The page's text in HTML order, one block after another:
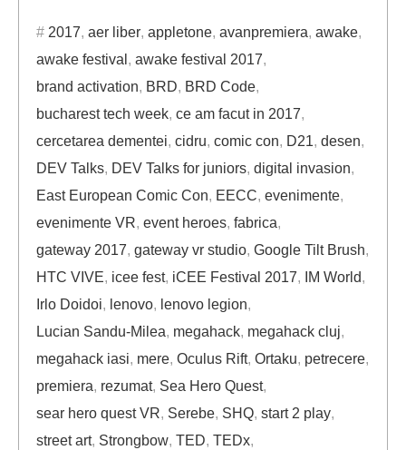
2017, aer liber, appletone, avanpremiera, awake,
awake festival , awake festival 2017,
brand activation, BRD, BRD Code,
bucharest tech week, ce am facut in 2017,
cercetarea dementei, cidru, comic con, D21, desen,
DEV Talks, DEV Talks for juniors, digital invasion,
East European Comic Con, EECC, evenimente,
evenimente VR, event heroes, fabrica,
gateway 2017, gateway vr studio, Google Tilt Brush,
HTC VIVE, icee fest, iCEE Festival 2017, IM World,
Irlo Doidoi, lenovo, lenovo legion,
Lucian Sandu-Milea, megahack, megahack cluj,
megahack iasi, mere, Oculus Rift, Ortaku, petrecere,
premiera, rezumat, Sea Hero Quest,
sear hero quest VR, Serebe, SHQ, start 2 play,
street art, Strongbow, TED, TEDx,